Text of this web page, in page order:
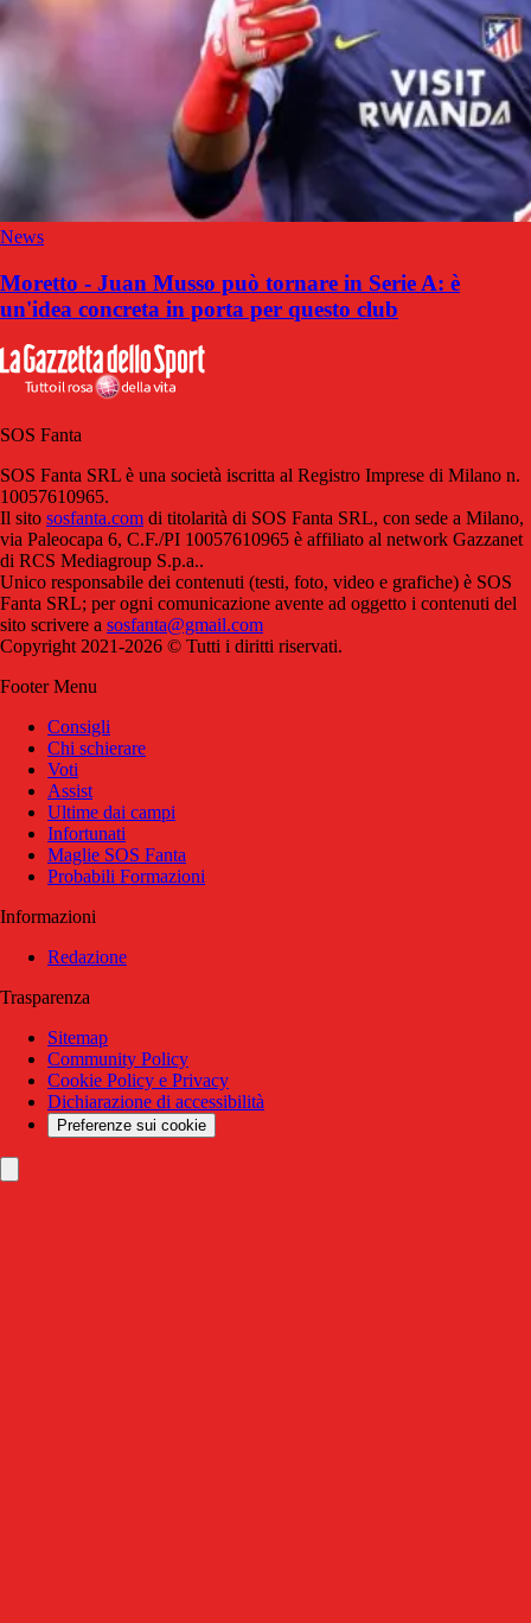
News
Moretto - Juan Musso può tornare in Serie A: è
un'idea concreta in porta per questo club
SOS Fanta
SOS Fanta SRL è una società iscritta al Registro Imprese di Milano n.
10057610965.
Il sito sosfanta.com di titolarità di SOS Fanta SRL, con sede a Milano,
via Paleocapa 6, C.F./PI 10057610965 è affiliato al network Gazzanet
di RCS Mediagroup S.p.a..
Unico responsabile dei contenuti (testi, foto, video e grafiche) è SOS
Fanta SRL; per ogni comunicazione avente ad oggetto i contenuti del
sito scrivere a sosfanta@gmail.com
Copyright 2021-2026 © Tutti i diritti riservati.
Footer Menu
Consigli
Chi schierare
Voti
Assist
Ultime dai campi
Infortunati
Maglie SOS Fanta
Probabili Formazioni
Informazioni
Redazione
Trasparenza
Sitemap
Community Policy
Cookie Policy e Privacy
Dichiarazione di accessibilità
Preferenze sui cookie